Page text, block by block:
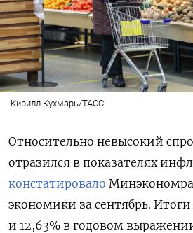
Кирилл Кухмарь/ТАСС
Относительно невысокий
отразился в показателях
констатировало
экономики за сентябрь.
и 12,63% в годовом